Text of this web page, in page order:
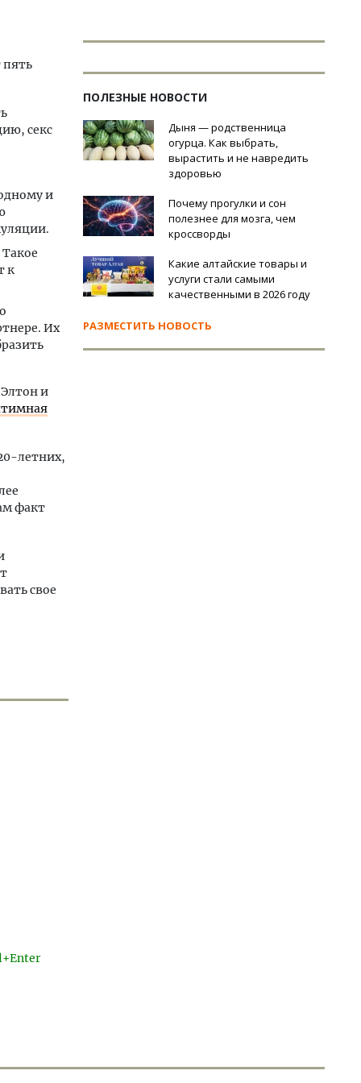
пять
секс
и
к
Их
и
летних,
факт
свое
ПОЛЕЗНЫЕ НОВОСТИ
Дыня — родственница
огурца. Как выбрать,
вырастить и не навредить
здоровью
Почему прогулки и сон
полезнее для мозга, чем
кроссворды
Какие алтайские товары и
услуги стали самыми
качественными в 2026 году
РАЗМЕСТИТЬ НОВОСТЬ